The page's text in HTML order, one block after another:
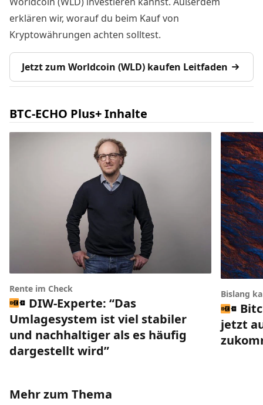
erklären wir, worauf du beim Kauf von
Kryptowährungen achten solltest.
Jetzt zum Worldcoin (WLD) kaufen Leitfaden
BTC-ECHO Plus+ Inhalte
Rente im Check
DIW-Experte: “Das
Umlagesystem ist viel stabiler
und nachhaltiger als es häufig
dargestellt wird”
Bislang
jetzt
Mehr zum Thema